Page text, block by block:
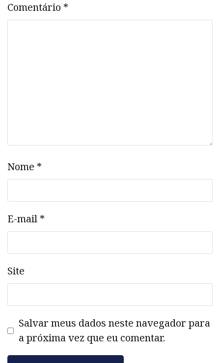
Comentário *
Nome *
E-mail *
Site
Salvar meus dados neste navegador para
a próxima vez que eu comentar.